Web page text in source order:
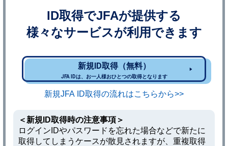
ID取得でJFAが提供する
様々なサービスが利用できます
新規ID取得（無料）
JFA IDは、お一人様おひとつの取得となります
新規JFA ID取得の流れはこちらから>>
＜新規ID取得時の注意事項＞
ログインIDやパスワードを忘れた場合などで新たに
取得してしまうケースが散見されますが、重複取得